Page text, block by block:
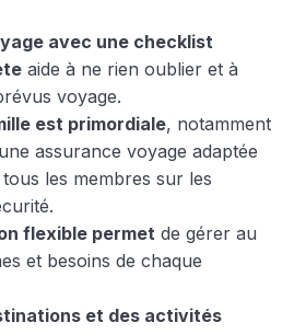
avec une checklist
aide à ne rien oublier et à
voyage.
est primordiale, notamment
assurance voyage adaptée
les membres sur les
flexible permet de gérer au
et besoins de chaque
et des activités